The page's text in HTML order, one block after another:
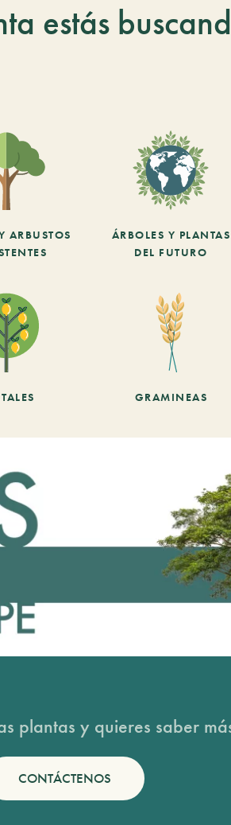
estás
ARBUSTOS
ÁRBOLES Y PLANTAS
DEL FUTURO
GRAMINEAS
plantas y quieres saber
CONTÁCTENOS